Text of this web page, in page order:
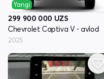
Yangi
299 900 000 UZS
Chevrolet Captiva V - avlod
2025